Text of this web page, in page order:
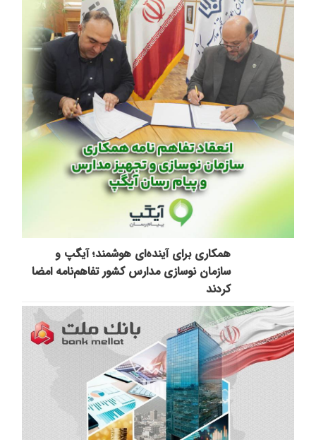
همکاری برای آینده‌ای هوشمند؛ آیگپ و
سازمان نوسازی مدارس کشور تفاهم‌نامه امضا
کردند